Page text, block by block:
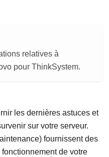
relatives à
pour ThinkSystem.
les dernières astuces et
sur votre serveur.
fournissent des
de votre